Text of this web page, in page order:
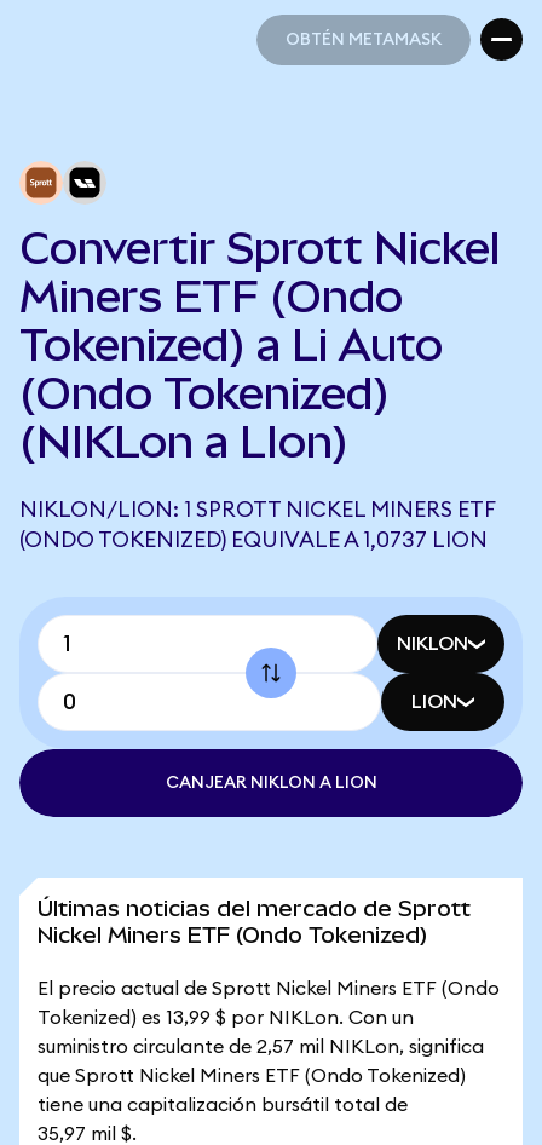
OBTÉN METAMASK
Convertir Sprott Nickel
Miners ETF (Ondo
Tokenized) a Li Auto
(Ondo Tokenized)
(NIKLon a LIon)
NIKLON/LION: 1 SPROTT NICKEL MINERS ETF
(ONDO TOKENIZED) EQUIVALE A 1,0737 LION
NIKLON
LION
CANJEAR NIKLON A LION
Últimas noticias del mercado de Sprott
Nickel Miners ETF (Ondo Tokenized)
El precio actual de Sprott Nickel Miners ETF (Ondo
Tokenized) es 13,99 $ por NIKLon. Con un
suministro circulante de 2,57 mil NIKLon, significa
que Sprott Nickel Miners ETF (Ondo Tokenized)
tiene una capitalización bursátil total de
35,97 mil $.